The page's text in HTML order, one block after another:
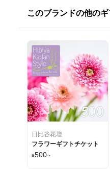
このブランドの他のギ
日比谷花壇
フラワーギフトチケット
¥500~